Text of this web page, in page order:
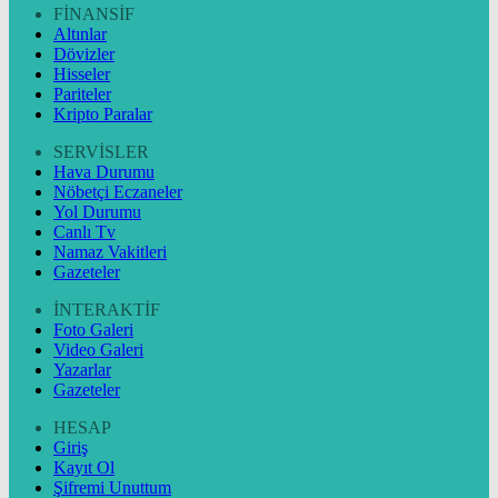
FİNANSİF
Altınlar
Dövizler
Hisseler
Pariteler
Kripto Paralar
SERVİSLER
Hava Durumu
Nöbetçi Eczaneler
Yol Durumu
Canlı Tv
Namaz Vakitleri
Gazeteler
İNTERAKTİF
Foto Galeri
Video Galeri
Yazarlar
Gazeteler
HESAP
Giriş
Kayıt Ol
Şifremi Unuttum